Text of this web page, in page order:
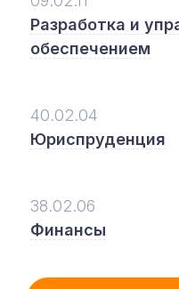
Разработка и
обеспечением
40.02.04
Юриспруденция
38.02.06
Финансы